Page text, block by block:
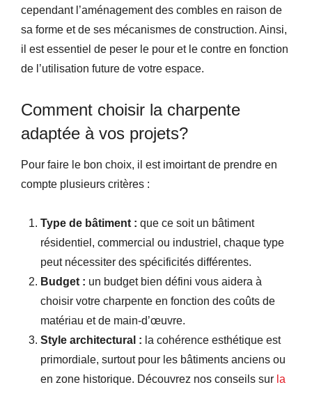
cependant l’aménagement des combles en raison de
sa forme et de ses mécanismes de construction. Ainsi,
il est essentiel de peser le pour et le contre en fonction
de l’utilisation future de votre espace.
Comment choisir la charpente
adaptée à vos projets?
Pour faire le bon choix, il est imoirtant de prendre en
compte plusieurs critères :
Type de bâtiment : que ce soit un bâtiment
résidentiel, commercial ou industriel, chaque type
peut nécessiter des spécificités différentes.
Budget : un budget bien défini vous aidera à
choisir votre charpente en fonction des coûts de
matériau et de main-d’œuvre.
Style architectural : la cohérence esthétique est
primordiale, surtout pour les bâtiments anciens ou
en zone historique. Découvrez nos conseils sur la